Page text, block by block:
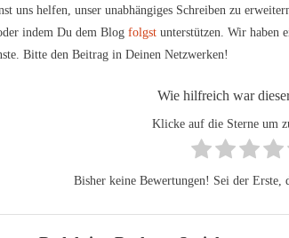
uns helfen, unser unabhängiges Schreiben zu
indem Du dem Blog folgst unterstützen. Wir haben
Bitte den Beitrag in Deinen Netzwerken!
Wie hilfreich war
Klicke auf die Sterne um
Bisher keine Bewertungen! Sei der Erste,